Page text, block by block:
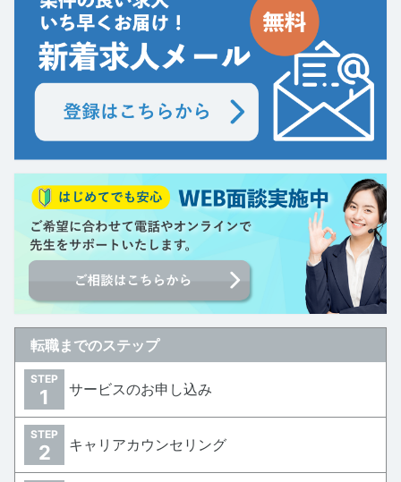
転職までのステップ
STEP
1 サービスのお申し込み
STEP
2 キャリアカウンセリング